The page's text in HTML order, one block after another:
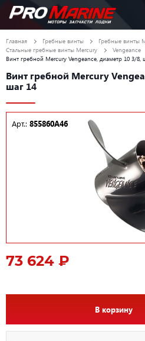
Главная Гребные винты
Гребные винты
Стальные гребные винты Mercury
Vengeance
Винт гребной Mercury Vengeance, диаметр 10 3/8,
Винт гребной Mercury
шаг 14
Арт.: 855860A46
73 624 ₽
В корзину